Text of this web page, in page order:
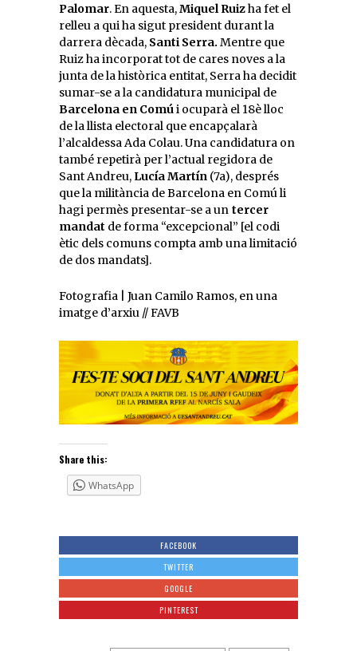
Palomar. En aquesta,Miquel Ruizha fet el
relleu a qui ha sigut president durant la
darrera dècada, Santi Serra. Mentre que
Ruiz ha incorporat tot de cares noves a la
junta de la històrica entitat, Serra ha decidit
sumar-se a la candidatura municipal de
Barcelona en Comú i ocuparà el 18è lloc
de la llista electoral que encapçalarà
l’alcaldessa Ada Colau. Una candidatura on
també repetirà per l’actual regidora de
Sant Andreu, Lucía Martín (7a), després
que la militància de Barcelona en Comú li
hagi permès presentar-se a un tercer
mandat de forma “excepcional” [el codi
ètic dels comuns compta amb una limitació
de dos mandats].
Fotografia | Juan Camilo Ramos, en una
imatge d’arxiu // FAVB
Share this:
WhatsApp
FACEBOOK
TWITTER
GOOGLE
PINTEREST